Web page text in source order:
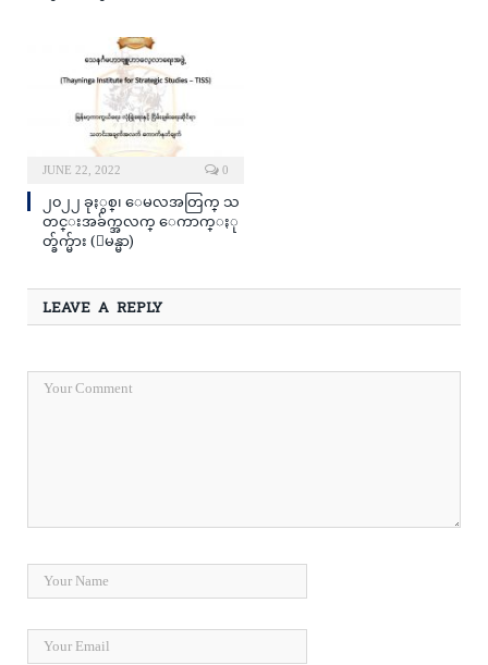
JUNE 22, 2022 0
၂၀၂၂ ခုႏွစ္၊ ေမလအတြက္ သ
တင္းအခ်က္အလက္ ေကာက္ႏု
တ္ခ်က္မ်ား (ျမန္မာ)
LEAVE A REPLY